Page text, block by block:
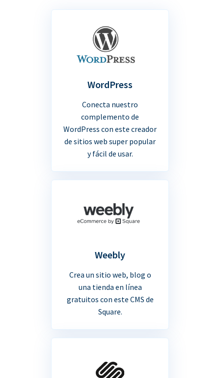
WordPress
Conecta nuestro
complemento de
WordPress con este creador
de sitios web super popular
y fácil de usar.
Weebly
Crea un sitio web, blog o
una tienda en línea
gratuitos con este CMS de
Square.